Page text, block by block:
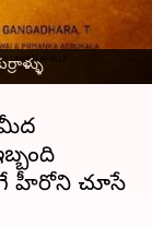
కథలు
చూసే
హీరోని చూసే